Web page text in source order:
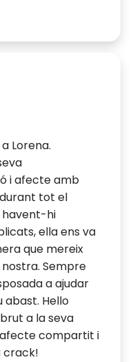
Lorena.
i afecte amb
tot el
havent-hi
ella ens va
que mereix
Sempre
a ajudar
abast. Hello
a la seva
compartit i
crack!